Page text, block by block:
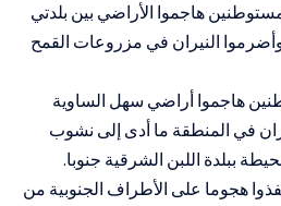
هاجموا الأراضي بين بلدتي
النيران في مزروعات القمح
هاجموا أراضي سهل الساوية
في المنطقة ما أدى إلى نشوب
ببلدة اللبن الشرقية جنوبا.
هجوما على الأطراف الجنوبية من